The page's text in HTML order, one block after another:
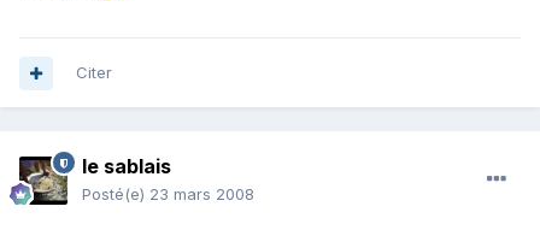
Citer
le sablais
Posté(e) 23 mars 2008